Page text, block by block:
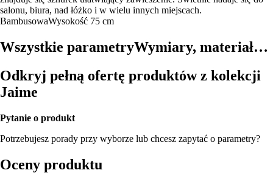
salonu, biura, nad łóżko i w wielu innych miejscach.
BambusowaWysokość 75 cm
Wszystkie parametryWymiary, materiał…
Odkryj pełną ofertę produktów z kolekcji
Jaime
Pytanie o produkt
Potrzebujesz porady przy wyborze lub chcesz zapytać o parametry?
Oceny produktu